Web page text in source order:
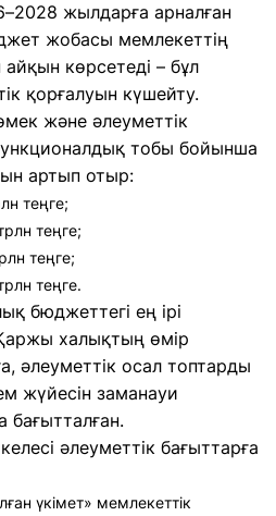
жылдарға арналған
жобасы мемлекеттің
көрсетеді – бұл
қорғалуын күшейту.
және әлеуметтік
тобы бойынша
артып отыр:
теңге;
теңге;
теңге;
теңге.
бюджеттегі ең ірі
халықтың өмір
әлеуметтік осал топтарды
жүйесін заманауи
бағытталған.
әлеуметтік бағыттарға
үкімет» мемлекеттік